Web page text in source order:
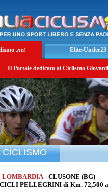
.net Elite-Under23
Il Portale dedicato al Ciclismo
CICLISMO
LOMBARDIA - CLUSONE (BG)
PELLEGRINI di Km. 72,500